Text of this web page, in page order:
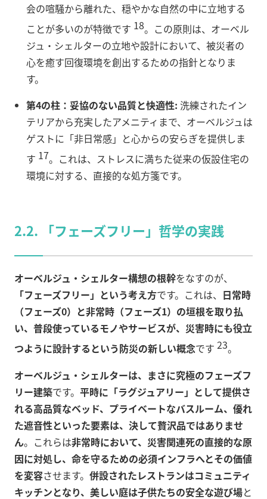
会の喧騒から離れた、穏やかな自然の中に立地する
ことが多いのが特徴です 18。この原則は、オーベル
ジュ・シェルターの立地や設計において、被災者の
心を癒す回復環境を創出するための指針となりま
す。
第4の柱：妥協のない品質と快適性: 洗練されたイン
テリアから充実したアメニティまで、オーベルジュは
ゲストに「非日常感」と心からの安らぎを提供しま
す 17。これは、ストレスに満ちた従来の仮設住宅の
環境に対する、直接的な処方箋です。
2.2. 「フェーズフリー」哲学の実践
オーベルジュ・シェルター構想の根幹をなすのが、
「フェーズフリー」という考え方です。これは、 日常時
（フェーズ0）と非常時（フェーズ1）の垣根を取り払
い、普段使っているモノやサービスが、災害時にも役立
つように設計するという防災の新しい概念です 23。
オーベルジュ・シェルターは、まさに究極のフェーズフ
リー建築です。 平時に「ラグジュアリー」として提供さ
れる高品質なベッド、プライベートなバスルーム、優れ
た遮音性といった要素は、決して贅沢品ではありませ
ん。これらは非常時において、災害関連死の直接的な原
因に対処し、命を守るための必須インフラへとその価値
を変容させます。 併設されたレストランはコミュニティ
キッチンとなり、美しい庭は子供たちの安全な遊び場と